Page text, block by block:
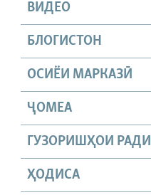
ВИДЕО
БЛОГИСТОН
ОСИЁИ МАРКАЗӢ
ҶОМEА
ГУЗОРИШҲОИ
ҲОДИСА